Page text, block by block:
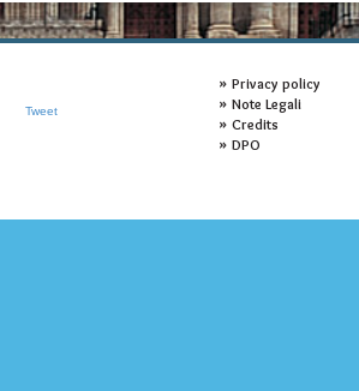
Tweet
Privacy policy
Note Legali
Credits
DPO